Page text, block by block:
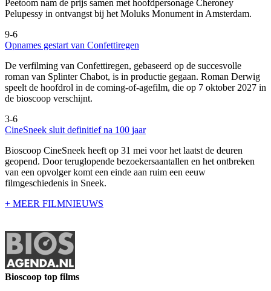
Peetoom nam de prijs samen met hoofdpersonage Cheroney
Pelupessy in ontvangst bij het Moluks Monument in Amsterdam.
9-6
Opnames gestart van Confettiregen
De verfilming van Confettiregen, gebaseerd op de succesvolle
roman van Splinter Chabot, is in productie gegaan. Roman Derwig
speelt de hoofdrol in de coming-of-agefilm, die op 7 oktober 2027 in
de bioscoop verschijnt.
3-6
CineSneek sluit definitief na 100 jaar
Bioscoop CineSneek heeft op 31 mei voor het laatst de deuren
geopend. Door teruglopende bezoekersaantallen en het ontbreken
van een opvolger komt een einde aan ruim een eeuw
filmgeschiedenis in Sneek.
+ MEER FILMNIEUWS
Bioscoop top films